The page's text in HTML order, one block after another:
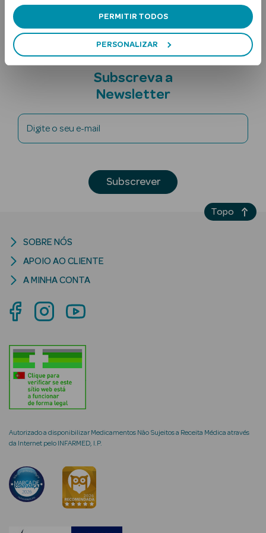
PERMITIR TODOS
PERSONALIZAR
Ver Tudo
Solares
Solares Bebé e
Criança
Ver Tudo
Cosmética
Rosto
Hidratantes
Creme de Olhos
envelhecimento
Subscreva a
Newsletter
Digite o seu e-mail
Subscrever
Autorizado a disponibilizar Medicamentos Não Sujeitos a Receita Médica através
da Internet pelo INFARMED, I.P.
SOBRE NÓS
APOIO AO CLIENTE
A MINHA CONTA
Topo